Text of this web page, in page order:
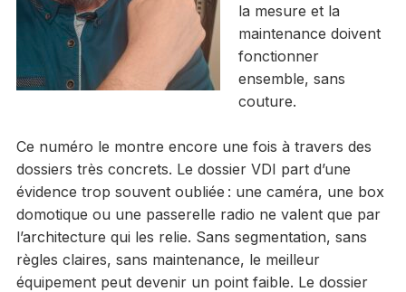
la mesure et la
maintenance doivent
fonctionner
ensemble, sans
couture.
Ce numéro le montre encore une fois à travers des
dossiers très concrets. Le dossier VDI part d’une
évidence trop souvent oubliée : une caméra, une box
domotique ou une passerelle radio ne valent que par
l’architecture qui les relie. Sans segmentation, sans
règles claires, sans maintenance, le meilleur
équipement peut devenir un point faible. Le dossier